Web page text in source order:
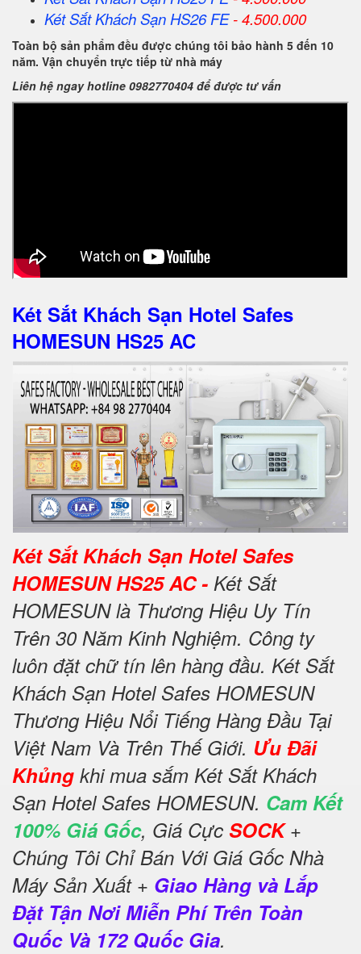
Két Sắt Khách Sạn HS26 FE- 4.500.000
Toàn bộ sản phẩm đều được chúng tôi bảo hành 5 đến 10
năm. Vận chuyển trực tiếp từ nhà máy
Liên hệ ngay hotline 0982770404 để được tư vấn
Két Sắt Khách Sạn Hotel Safes
HOMESUN HS25 AC
Két Sắt Khách Sạn Hotel Safes
HOMESUN HS25 AC - Két Sắt
HOMESUN là Thương Hiệu Uy Tín
Trên 30 Năm Kinh Nghiệm. Công ty
luôn đặt chữ tín lên hàng đầu. Két Sắt
Khách Sạn Hotel Safes HOMESUN
Thương Hiệu Nổi Tiếng Hàng Đầu Tại
Việt Nam Và Trên Thế Giới. Ưu Đãi
Khủng khi mua sắm Két Sắt Khách
Sạn Hotel Safes HOMESUN. Cam Kết
100% Giá Gốc, Giá Cực SOCK+
Chúng Tôi Chỉ Bán Với Giá Gốc Nhà
Máy Sản Xuất + Giao Hàng và Lắp
Đặt Tận Nơi Miễn Phí Trên Toàn
Quốc Và 172 Quốc Gia.